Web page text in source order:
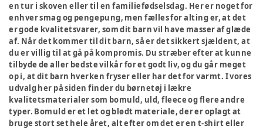
en tur i skoven eller til en familiefødselsdag. Her er noget for
enhver smag og pengepung, men fælles for alting er, at det
er gode kvalitetsvarer, som dit barn vil have masser af glæde
af. Når det kommer til dit barn, så er det sikkert sjældent, at
du er villig til at gå på kompromis. Du stræber efter at kunne
tilbyde de aller bedste vilkår for et godt liv, og du går meget
op i, at dit barn hverken fryser eller har det for varmt. I vores
udvalg her på siden finder du børnetøj i lækre
kvalitetsmaterialer som bomuld, uld, fleece og flere andre
typer. Bomuld er et let og blødt materiale, der er oplagt at
bruge stort set hele året, alt efter om det er en t-shirt eller